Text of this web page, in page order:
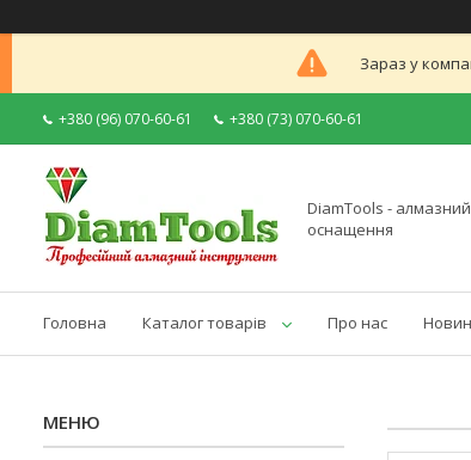
Зараз у
+380 (96) 070-60-61 +380 (73) 070-60-61
DiamTools - алмазний
оснащення
Головна Каталог товарів Про нас